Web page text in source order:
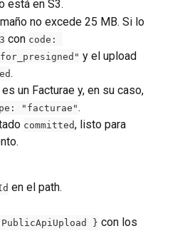
está en S3.
no excede 25 MB. Si lo
con code:
y el upload
.
un Facturae y, en su caso,
"facturae" .
committed, listo para
en el path.
} con los